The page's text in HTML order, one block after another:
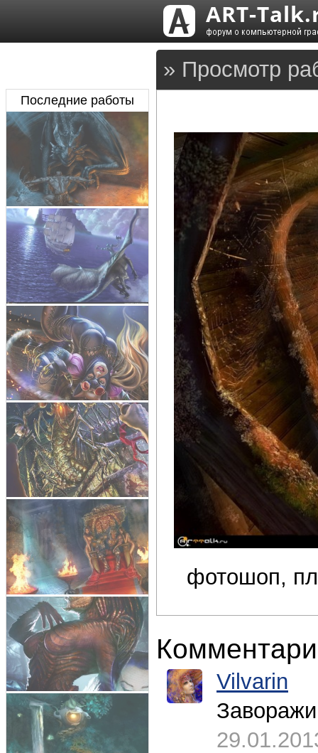
» Просмотр
фотошоп,
Vilvarin
Последние работы